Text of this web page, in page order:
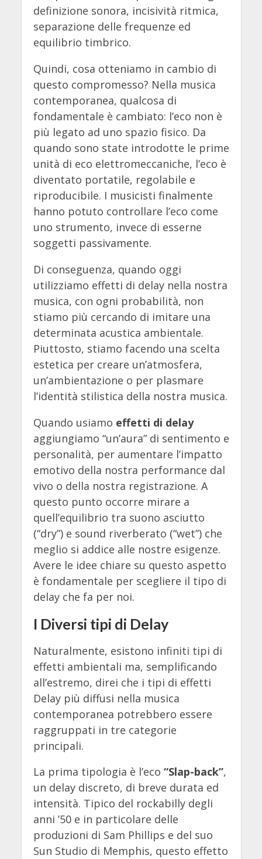
definizione sonora, incisività ritmica,
separazione delle frequenze ed
equilibrio timbrico.
Quindi, cosa otteniamo in cambio di
questo compromesso? Nella musica
contemporanea, qualcosa di
fondamentale è cambiato: l’eco non è
più legato ad uno spazio fisico. Da
quando sono state introdotte le prime
unità di eco elettromeccaniche, l’eco è
diventato portatile, regolabile e
riproducibile. I musicisti finalmente
hanno potuto controllare l’eco come
uno strumento, invece di esserne
soggetti passivamente.
Di conseguenza, quando oggi
utilizziamo effetti di delay nella nostra
musica, con ogni probabilità, non
stiamo più cercando di imitare una
determinata acustica ambientale.
Piuttosto, stiamo facendo una scelta
estetica per creare un’atmosfera,
un’ambientazione o per plasmare
l’identità stilistica della nostra musica.
Quando usiamo effetti di delay
aggiungiamo “un’aura” di sentimento e
personalità, per aumentare l’impatto
emotivo della nostra performance dal
vivo o della nostra registrazione. A
questo punto occorre mirare a
quell’equilibrio tra suono asciutto
(“dry”) e sound riverberato (“wet”) che
meglio si addice alle nostre esigenze.
Avere le idee chiare su questo aspetto
è fondamentale per scegliere il tipo di
delay che fa per noi.
I Diversi tipi di Delay
Naturalmente, esistono infiniti tipi di
effetti ambientali ma, semplificando
all’estremo, direi che i tipi di effetti
Delay più diffusi nella musica
contemporanea potrebbero essere
raggruppati in tre categorie
principali.
La prima tipologia è l’eco “Slap-back”,
un delay discreto, di breve durata ed
intensità. Tipico del rockabilly degli
anni ’50 e in particolare delle
produzioni di Sam Phillips e del suo
Sun Studio di Memphis, questo effetto